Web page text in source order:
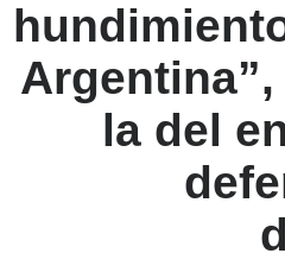
la del